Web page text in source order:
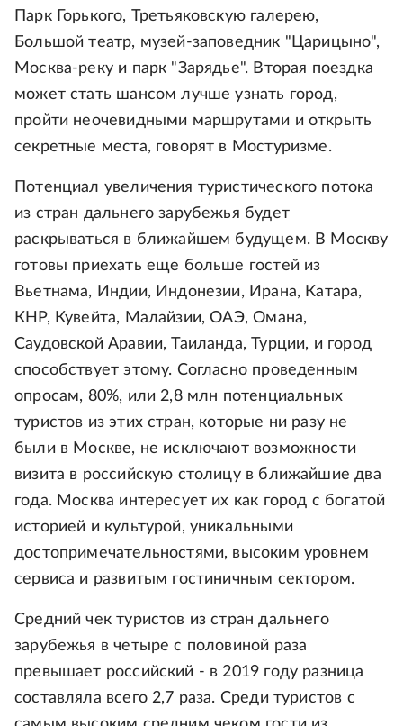
Парк Горького, Третьяковскую галерею,
Большой театр, музей-заповедник "Царицыно",
Москва-реку и парк "Зарядье". Вторая поездка
может стать шансом лучше узнать город,
пройти неочевидными маршрутами и открыть
секретные места, говорят в Мостуризме.
Потенциал увеличения туристического потока
из стран дальнего зарубежья будет
раскрываться в ближайшем будущем. В Москву
готовы приехать еще больше гостей из
Вьетнама, Индии, Индонезии, Ирана, Катара,
КНР, Кувейта, Малайзии, ОАЭ, Омана,
Саудовской Аравии, Таиланда, Турции, и город
способствует этому. Согласно проведенным
опросам, 80%, или 2,8 млн потенциальных
туристов из этих стран, которые ни разу не
были в Москве, не исключают возможности
визита в российскую столицу в ближайшие два
года. Москва интересует их как город с богатой
историей и культурой, уникальными
достопримечательностями, высоким уровнем
сервиса и развитым гостиничным сектором.
Средний чек туристов из стран дальнего
зарубежья в четыре с половиной раза
превышает российский - в 2019 году разница
составляла всего 2,7 раза. Среди туристов с